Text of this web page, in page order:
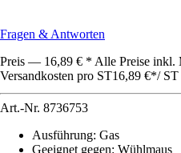
Fragen & Antworten
Preis — 16,89 € * Alle Preise inkl.
Versandkosten pro ST16,89 €*/ ST
Art.-Nr. 8736753
Ausführung: Gas
Geeignet gegen: Wühlmaus